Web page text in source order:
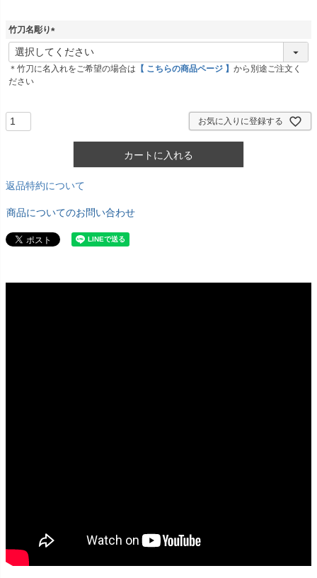
竹刀名彫り
(
必
須
＊竹刀に名入れをご希望の場合は 【 こちらの商品ページ 】 から別途ご注文く
ださい
お気に入りに登録する
カートに入れる
返品特約について
商品についてのお問い合わせ